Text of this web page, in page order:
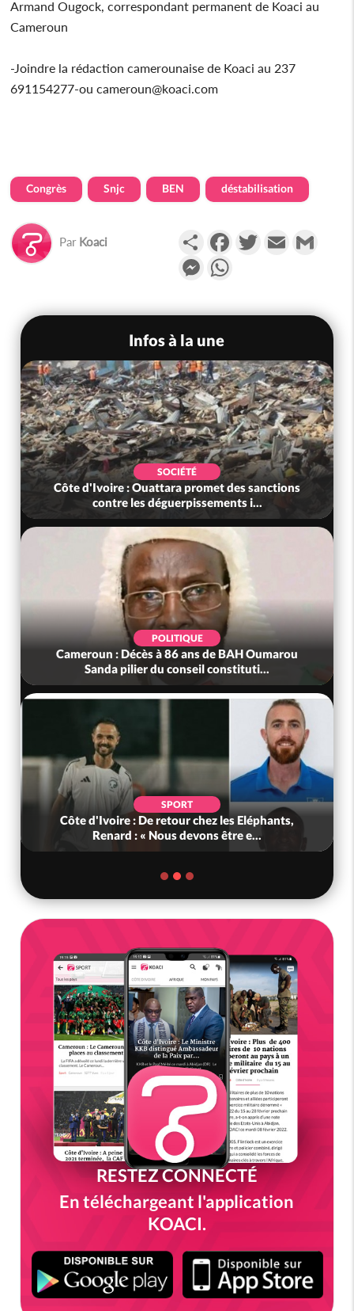
Armand Ougock, correspondant permanent de Koaci au
Cameroun
-Joindre la rédaction camerounaise de Koaci au 237
691154277-ou cameroun@koaci.com
Congrès Snjc BEN déstabilisation
Par Koaci PartagerFacebookTwitterEmail
Messenger
Infos à la une
SOCIÉTÉ
Côte d'Ivoire : Ouattara promet des sanctions
contre les déguerpissements i...
POLITIQUE
Cameroun : Décès à 86 ans de BAH Oumarou
Sanda pilier du conseil constituti...
SPORT
Côte d'Ivoire : De retour chez les Eléphants,
Renard : « Nous devons être e...
RESTEZ CONNECTÉ
En téléchargeant l'application
KOACI.